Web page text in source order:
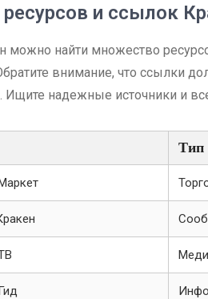
и ссылок
можно найти множество
внимание, что ссылки
Ищите надежные источники и
Тип